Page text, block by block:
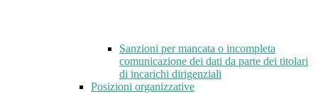
Sanzioni per mancata o incompleta
comunicazione dei dati da parte dei titolari
di incarichi dirigenziali
Posizioni organizzative